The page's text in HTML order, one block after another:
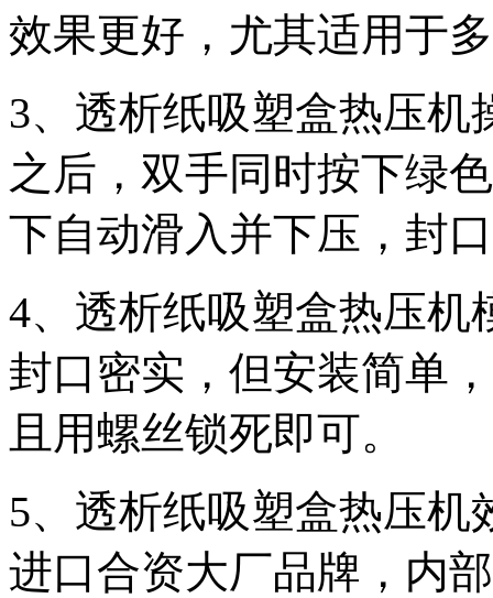
效果更好，尤其适用于
3、透析纸吸塑盒热压
之后，双手同时按下绿
下自动滑入并下压，封
4、透析纸吸塑盒热压机
封口密实，但安装简单
且用螺丝锁死即可。
5、透析纸吸塑盒热压
进口合资大厂品牌，内